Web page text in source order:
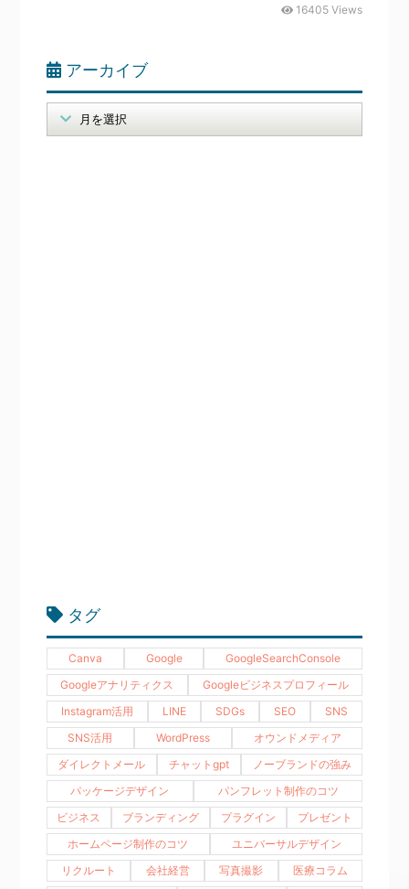
16405 Views
アーカイブ
タグ
Canva Google
GoogleSearchConsole
Googleアナリティクス
Googleビジネスプロフィール
Instagram活用
LINE SDGs SEO
SNS
SNS活用
WordPress
オウンドメディア
ダイレクトメール
チャットgpt
ノーブランドの強み
パッケージデザイン
パンフレット制作のコツ
ビジネス
ブランディング プラグイン
プレゼント
ホームページ制作のコツ
ユニバーサルデザイン
リクルート
会社経営 写真撮影
医療コラム